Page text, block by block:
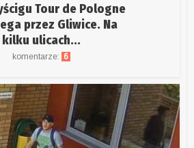
Tour de Pologne
przez Gliwice. Na
kilku ulicach...
komentarze: 6